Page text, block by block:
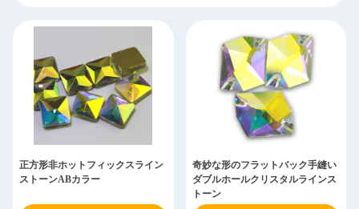
正方形非ホットフィックスライン
ストーンABカラー
奇妙な形のフラットバック手縫い
ダブルホールクリスタルラインス
トーン